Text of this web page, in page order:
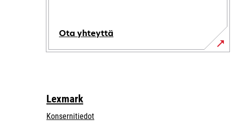
Ota yhteyttä
Lexmark
Konsernitiedot